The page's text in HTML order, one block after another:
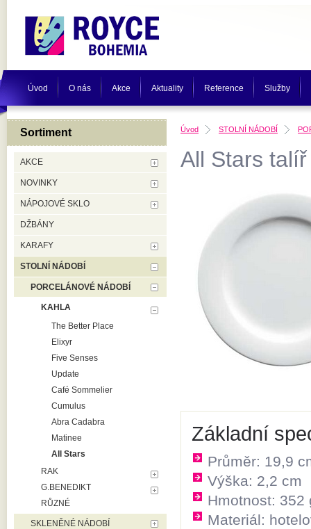
Úvod O nás Akce Aktuality Reference Služby
Úvod STOLNÍ NÁDOBÍ
All Stars
Základní
Průměr: 19,9
Výška: 2,2 cm
Hmotnost: 352
Materiál:
Sortiment
AKCE
NOVINKY
NÁPOJOVÉ SKLO
DŽBÁNY
KARAFY
STOLNÍ NÁDOBÍ
PORCELÁNOVÉ NÁDOBÍ
KAHLA
The Better Place
Elixyr
Five Senses
Update
Café Sommelier
Cumulus
Abra Cadabra
Matinee
All Stars
RAK
G.BENEDIKT
RŮZNÉ
SKLENĚNÉ NÁDOBÍ